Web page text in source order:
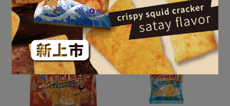
加入購物車 已售完